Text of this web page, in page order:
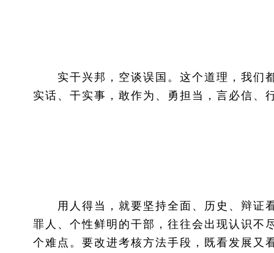
实干兴邦，空谈误国。这个道理，我们都
实话、干实事，敢作为、勇担当，言必信、
用人得当，就要坚持全面、历史、辩证看
罪人、个性鲜明的干部，往往会出现认识不
个难点。要改进考核方法手段，既看发展又